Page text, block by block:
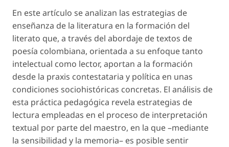
En este artículo se analizan las estrategias de
enseñanza de la literatura en la formación del
literato que, a través del abordaje de textos de
poesía colombiana, orientada a su enfoque tanto
intelectual como lector, aportan a la formación
desde la praxis contestataria y política en unas
condiciones sociohistóricas concretas. El análisis de
esta práctica pedagógica revela estrategias de
lectura empleadas en el proceso de interpretación
textual por parte del maestro, en la que –mediante
la sensibilidad y la memoria– es posible sentir